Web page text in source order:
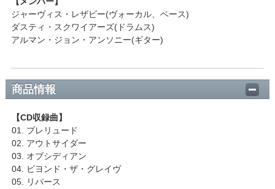
ジャーヴィス・レザビー(ヴォーカル、ベース)
ダスティ・スクワイアーズ(ドラムス)
アルマン・ジョン・アンソニー(ギター)
商品情報
【CD収録曲】
01. プレリュード
02. アウトサイダー
03. オブシディアン
04. ビヨンド・ザ・グレイヴ
05. リバース